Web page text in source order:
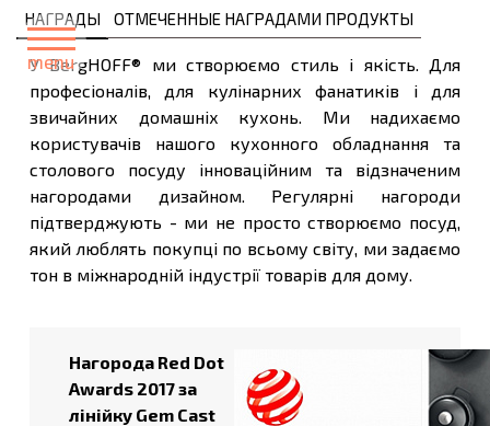
menu
НАГРАДЫ ОТМЕЧЕННЫЕ НАГРАДАМИ ПРОДУКТЫ
У BergHOFF® ми створюємо стиль і якість. Для
професіоналів, для кулінарних фанатиків і для
звичайних домашніх кухонь. Ми надихаємо
користувачів нашого кухонного обладнання та
столового посуду інноваційним та відзначеним
нагородами дизайном. Регулярні нагороди
підтверджують - ми не просто створюємо посуд,
який люблять покупці по всьому світу, ми задаємо
тон в міжнародній індустрії товарів для дому.
Нагорода Red Dot
Awards 2017 за
лінійку Gem Cast